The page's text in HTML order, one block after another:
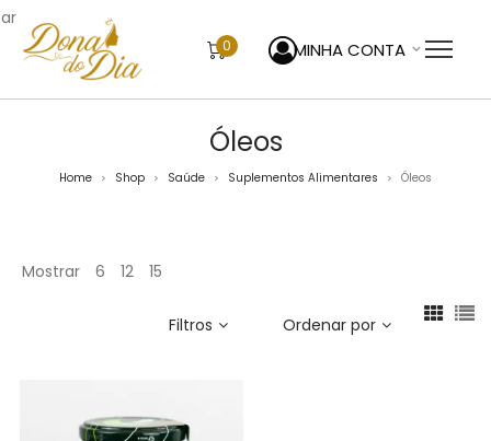
0 MINHA CONTA
Óleos
Home > Shop > Saúde > Suplementos Alimentares > Óleos
Mostrar 6 12 15
Filtros Ordenar por